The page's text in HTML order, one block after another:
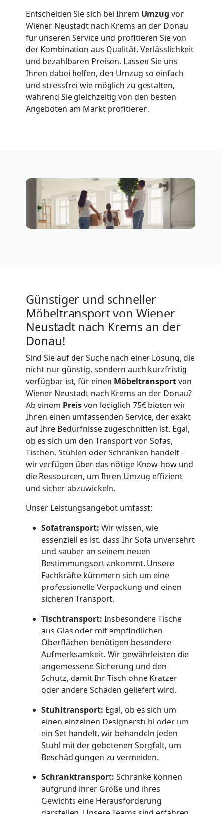
Entscheiden Sie sich bei Ihrem Umzug von
Wiener Neustadt nach Krems an der Donau
für unseren Service und profitieren Sie von
der Kombination aus Qualität, Verlässlichkeit
und bezahlbaren Preisen. Lassen Sie uns
Ihnen dabei helfen, den Umzug so einfach
und stressfrei wie möglich zu gestalten,
während Sie gleichzeitig von den besten
Angeboten am Markt profitieren.
Günstiger und schneller
Möbeltransport von Wiener
Neustadt nach Krems an der
Donau!
Sind Sie auf der Suche nach einer Lösung, die
nicht nur günstig, sondern auch kurzfristig
verfügbar ist, für einen Möbeltransportvon
Wiener Neustadt nach Krems an der Donau?
Ab einem Preisvon lediglich 75€ bieten wir
Ihnen einen umfassenden Service, der exakt
auf Ihre Bedürfnisse zugeschnitten ist. Egal,
ob es sich um den Transport von Sofas,
Tischen, Stühlen oder Schränken handelt –
wir verfügen über das nötige Know-how und
die Ressourcen, um Ihren Umzug effizient
und sicher abzuwickeln.
Unser Leistungsangebot umfasst:
Sofatransport: Wir wissen, wie
essenziell es ist, dass Ihr Sofa unversehrt
und sauber an seinem neuen
Bestimmungsort ankommt. Unsere
Fachkräfte kümmern sich um eine
professionelle Verpackung und einen
sicheren Transport.
Tischtransport: Insbesondere Tische
aus Glas oder mit empfindlichen
Oberflächen benötigen besondere
Aufmerksamkeit. Wir gewährleisten die
angemessene Sicherung und den
Schutz, damit Ihr Tisch ohne Kratzer
oder andere Schäden geliefert wird.
Stuhltransport: Egal, ob es sich um
einen einzelnen Designerstuhl oder um
ein Set handelt, wir behandeln jeden
Stuhl mit der gebotenen Sorgfalt, um
Beschädigungen zu vermeiden.
Schranktransport: Schränke können
aufgrund ihrer Größe und ihres
Gewichts eine Herausforderung
Neustadt
Privatumzug
Wiener
Neustadt
Wiener
Neustadt
Senioren
Wiener
Neustadt
Fernumzug
Wiener
Neustadt
Firmenumzug
Wiener
Neustadt
Büroumzug
Wiener
Neustadt
Expressumzug
Wiener
Neustadt
Tragehilfe
Wiener